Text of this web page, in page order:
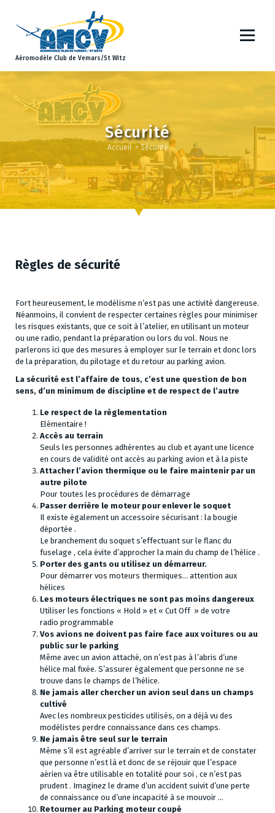
n
e
n
u
Aéromodèle Club de Vemars/St Witz
Sécurité
Accueil > Sécurité
Règles de sécurité
Fort heureusement, le modélisme n’est pas une activité dangereuse.
Néanmoins, il convient de respecter certaines règles pour minimiser
les risques existants, que ce soit à l’atelier, en utilisant un moteur
ou une radio, pendant la préparation ou lors du vol. Nous ne
parlerons ici que des mesures à employer sur le terrain et donc lors
de la préparation, du pilotage et du retour au parking avion.
La sécurité est l’affaire de tous, c’est une question de bon
sens, d’un minimum de discipline et de respect de l’autre
Le respect de la règlementation
Elémentaire !
Accès au terrain
Seuls les personnes adhérentes au club et ayant une licence
en cours de validité ont accès au parking avion et à la piste
Attacher l’avion thermique ou le faire maintenir par un
autre pilote
Pour toutes les procédures de démarrage
Passer derrière le moteur pour enlever le soquet
Il existe également un accessoire sécurisant : la bougie
déportée .
Le branchement du soquet s’effectuant sur le flanc du
fuselage , cela évite d’approcher la main du champ de l’hélice .
Porter des gants ou utilisez un démarreur.
Pour démarrer vos moteurs thermiques… attention aux
hélices
Les moteurs électriques ne sont pas moins dangereux
Utiliser les fonctions « Hold » et « Cut Off » de votre
radio programmable
Vos avions ne doivent pas faire face aux voitures ou au
public sur le parking
Même avec un avion attaché, on n’est pas à l’abris d’une
hélice mal fixée. S’assurer également que personne ne se
trouve dans le champs de l’hélice.
Ne jamais aller chercher un avion seul dans un champs
cultivé
Avec les nombreux pesticides utilisés, on a déjà vu des
modélistes perdre connaissance dans ces champs.
Ne jamais être seul sur le terrain
Même s’il est agréable d’arriver sur le terrain et de constater
que personne n’est là et donc de se réjouir que l’espace
aérien va être utilisable en totalité pour soi , ce n’est pas
prudent . Imaginez le drame d’un accident suivit d’une perte
de connaissance ou d’une incapacité à se mouvoir …
Retourner au Parking moteur coupé